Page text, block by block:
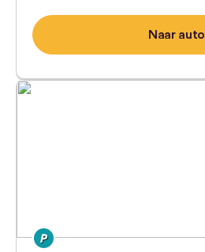
Naar auto